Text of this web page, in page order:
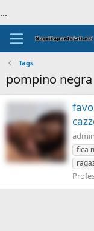
...
Tags
pompino negra
admin
fica